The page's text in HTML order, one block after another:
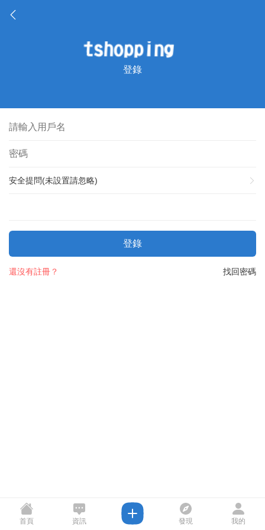
登錄
安全提問(未設置請忽略)
登錄
找回密碼
還沒有註冊？
首頁 資訊 發現 我的